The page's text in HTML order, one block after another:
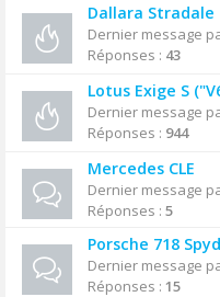
Dallara Stradale
Dernier message
Réponses : 43
Lotus Exige S
Dernier message
Réponses : 944
Mercedes CLE
Dernier message
Réponses : 5
Porsche 718
Dernier message
Réponses : 15